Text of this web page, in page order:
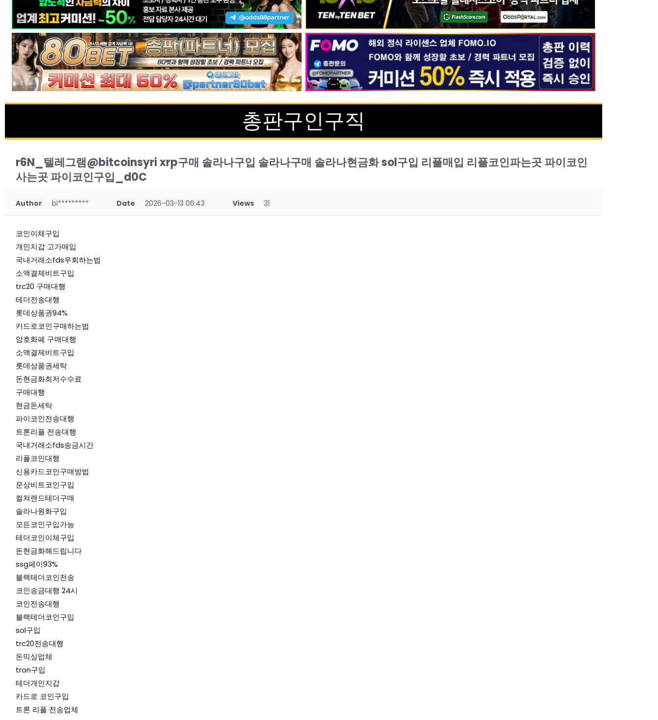
총판구인구직
r6N_텔레그램@bitcoinsyri xrp구매 솔라나구입 솔라나구매 솔라나현금화 sol구입 리플매입 리플코인파는곳 파이코인
사는곳 파이코인구입_d0C
Author bi********* Date 2026-03-13 06:43 Views 31
코인이체구입
개인지갑 고가매입
국내거래소fds우회하는법
소액결제비트구입
trc20 구매대행
테더전송대행
롯데상품권94%
카드로코인구매하는법
암호화폐 구매대행
소액결제비트구입
롯데상품권세탁
돈현금화최저수수료
구매대행
현금돈세탁
파이코인전송대행
트론리플 전송대행
국내거래소fds송금시간
리플코인대행
신용카드코인구매방법
문상비트코인구입
컬쳐랜드테더구매
솔라나원화구입
모든코인구입가능
테더코인이체구입
돈현금화해드립니다
ssg페이93%
블랙테더코인전송
코인송금대행 24시
코인전송대행
블랙테더코인구입
sol구입
trc20전송대행
돈믹싱업체
tron구입
테더개인지갑
카드로 코인구입
트론 리플 전송업체